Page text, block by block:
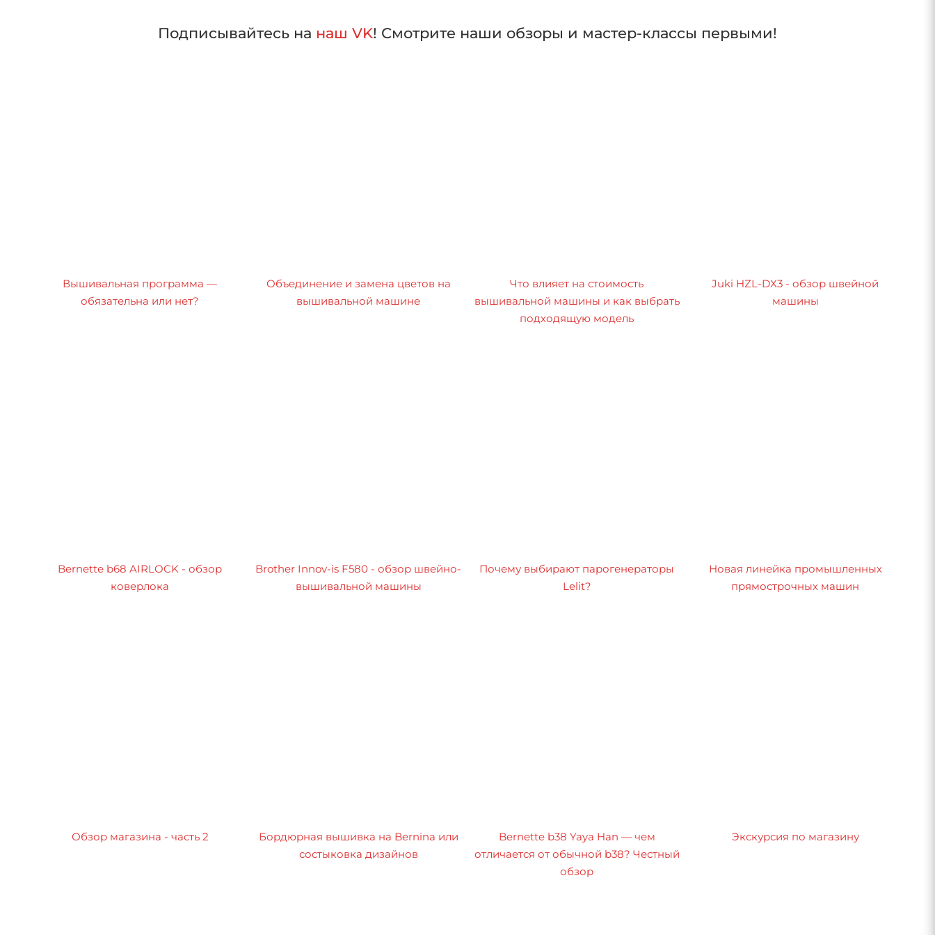
Подписывайтесь на наш VK! Смотрите наши обзоры и мастер-классы первыми!
Вышивальная программа —
обязательна или нет?
Объединение и замена цветов на
вышивальной машине
Что влияет на стоимость
вышивальной машины и как выбрать
подходящую модель
Juki HZL-DX3 - обзор швейной
машины
Bernette b68 AIRLOCK - обзор
коверлока
Brother Innov-is F580 - обзор швейно-
вышивальной машины
Почему выбирают парогенераторы
Lelit?
Новая линейка промышленных
прямострочных машин
Обзор магазина - часть 2
Бордюрная вышивка на Bernina или
состыковка дизайнов
Bernette b38 Yaya Han — чем
отличается от обычной b38? Честный
обзор
Экскурсия по магазину